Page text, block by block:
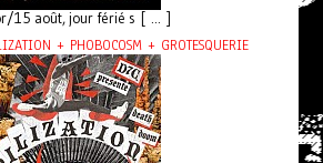
15 août, jour férié s [ ... ]
+ PHOBOCOSM + GROTESQUERIE